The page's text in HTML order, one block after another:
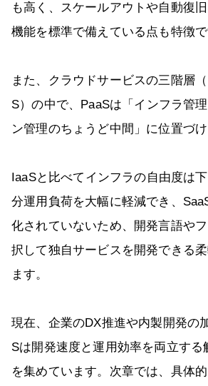
も高く、スケールアウトや自動復
機能を標準で備えている点も特徴で
また、クラウドサービスの三階層
S）の中で、PaaSは「インフラ管
ン管理のちょうど中間」に位置づけ
IaaSと比べてインフラの自由度は
分運用負荷を大幅に軽減でき、
化されていないため、開発言語や
択して独自サービスを開発できる
ます。
現在、企業のDX推進や内製開発の
Sは開発速度と運用効率を両立する
を集めています。次章では、具体